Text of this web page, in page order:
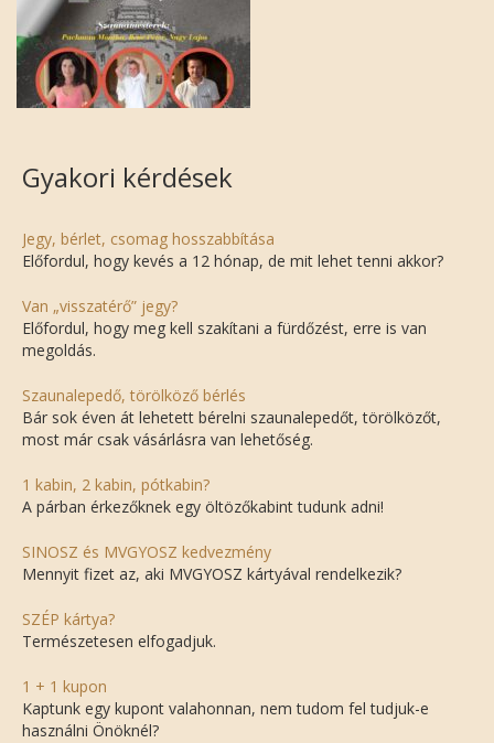
Gyakori kérdések
Jegy, bérlet, csomag hosszabbítása
Előfordul, hogy kevés a 12 hónap, de mit lehet tenni akkor?
Van „visszatérő” jegy?
Előfordul, hogy meg kell szakítani a fürdőzést, erre is van
megoldás.
Szaunalepedő, törölköző bérlés
Bár sok éven át lehetett bérelni szaunalepedőt, törölközőt,
most már csak vásárlásra van lehetőség.
1 kabin, 2 kabin, pótkabin?
A párban érkezőknek egy öltözőkabint tudunk adni!
SINOSZ és MVGYOSZ kedvezmény
Mennyit fizet az, aki MVGYOSZ kártyával rendelkezik?
SZÉP kártya?
Természetesen elfogadjuk.
1 + 1 kupon
Kaptunk egy kupont valahonnan, nem tudom fel tudjuk-e
használni Önöknél?